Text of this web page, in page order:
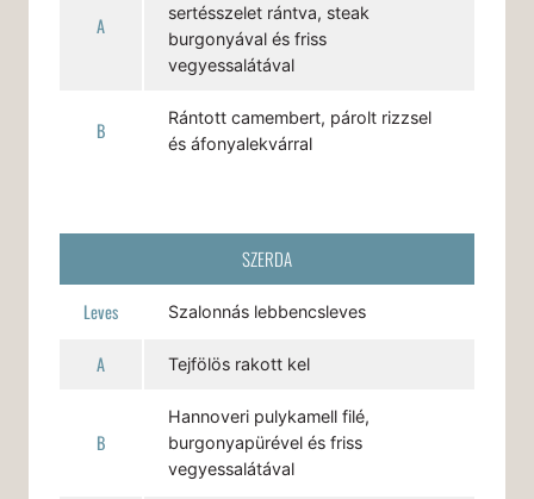
A
sertésszelet rántva, steak
burgonyával és friss
vegyessalátával
B
Rántott camembert, párolt rizzsel
és áfonyalekvárral
SZERDA
Leves Szalonnás lebbencsleves
A Tejfölös rakott kel
B
Hannoveri pulykamell filé,
burgonyapürével és friss
vegyessalátával